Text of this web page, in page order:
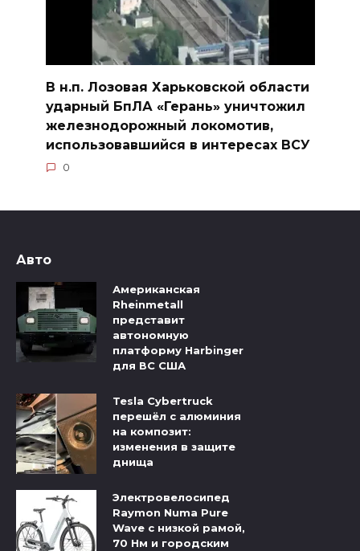
В н.п. Лозовая Харьковской области
ударный БпЛА «Герань» уничтожил
железнодорожный локомотив,
использовавшийся в интересах ВСУ
0
Авто
Американская
Rheinmetall
представит
автономную
платформу Harbinger
для ВС США
Tesla Cybertruck
перешёл с алюминия
на композит:
изменения в защите
днища
Электровелосипед
Raymon Numa Pure
Wave с низкой рамой,
70 Нм и городским